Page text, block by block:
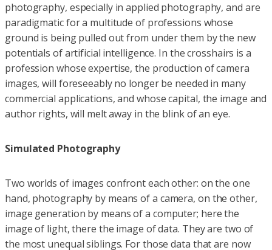
photography, especially in applied photography, and are
paradigmatic for a multitude of professions whose
ground is being pulled out from under them by the new
potentials of artificial intelligence. In the crosshairs is a
profession whose expertise, the production of camera
images, will foreseeably no longer be needed in many
commercial applications, and whose capital, the image and
author rights, will melt away in the blink of an eye.
Simulated Photography
Two worlds of images confront each other: on the one
hand, photography by means of a camera, on the other,
image generation by means of a computer; here the
image of light, there the image of data. They are two of
the most unequal siblings. For those data that are now